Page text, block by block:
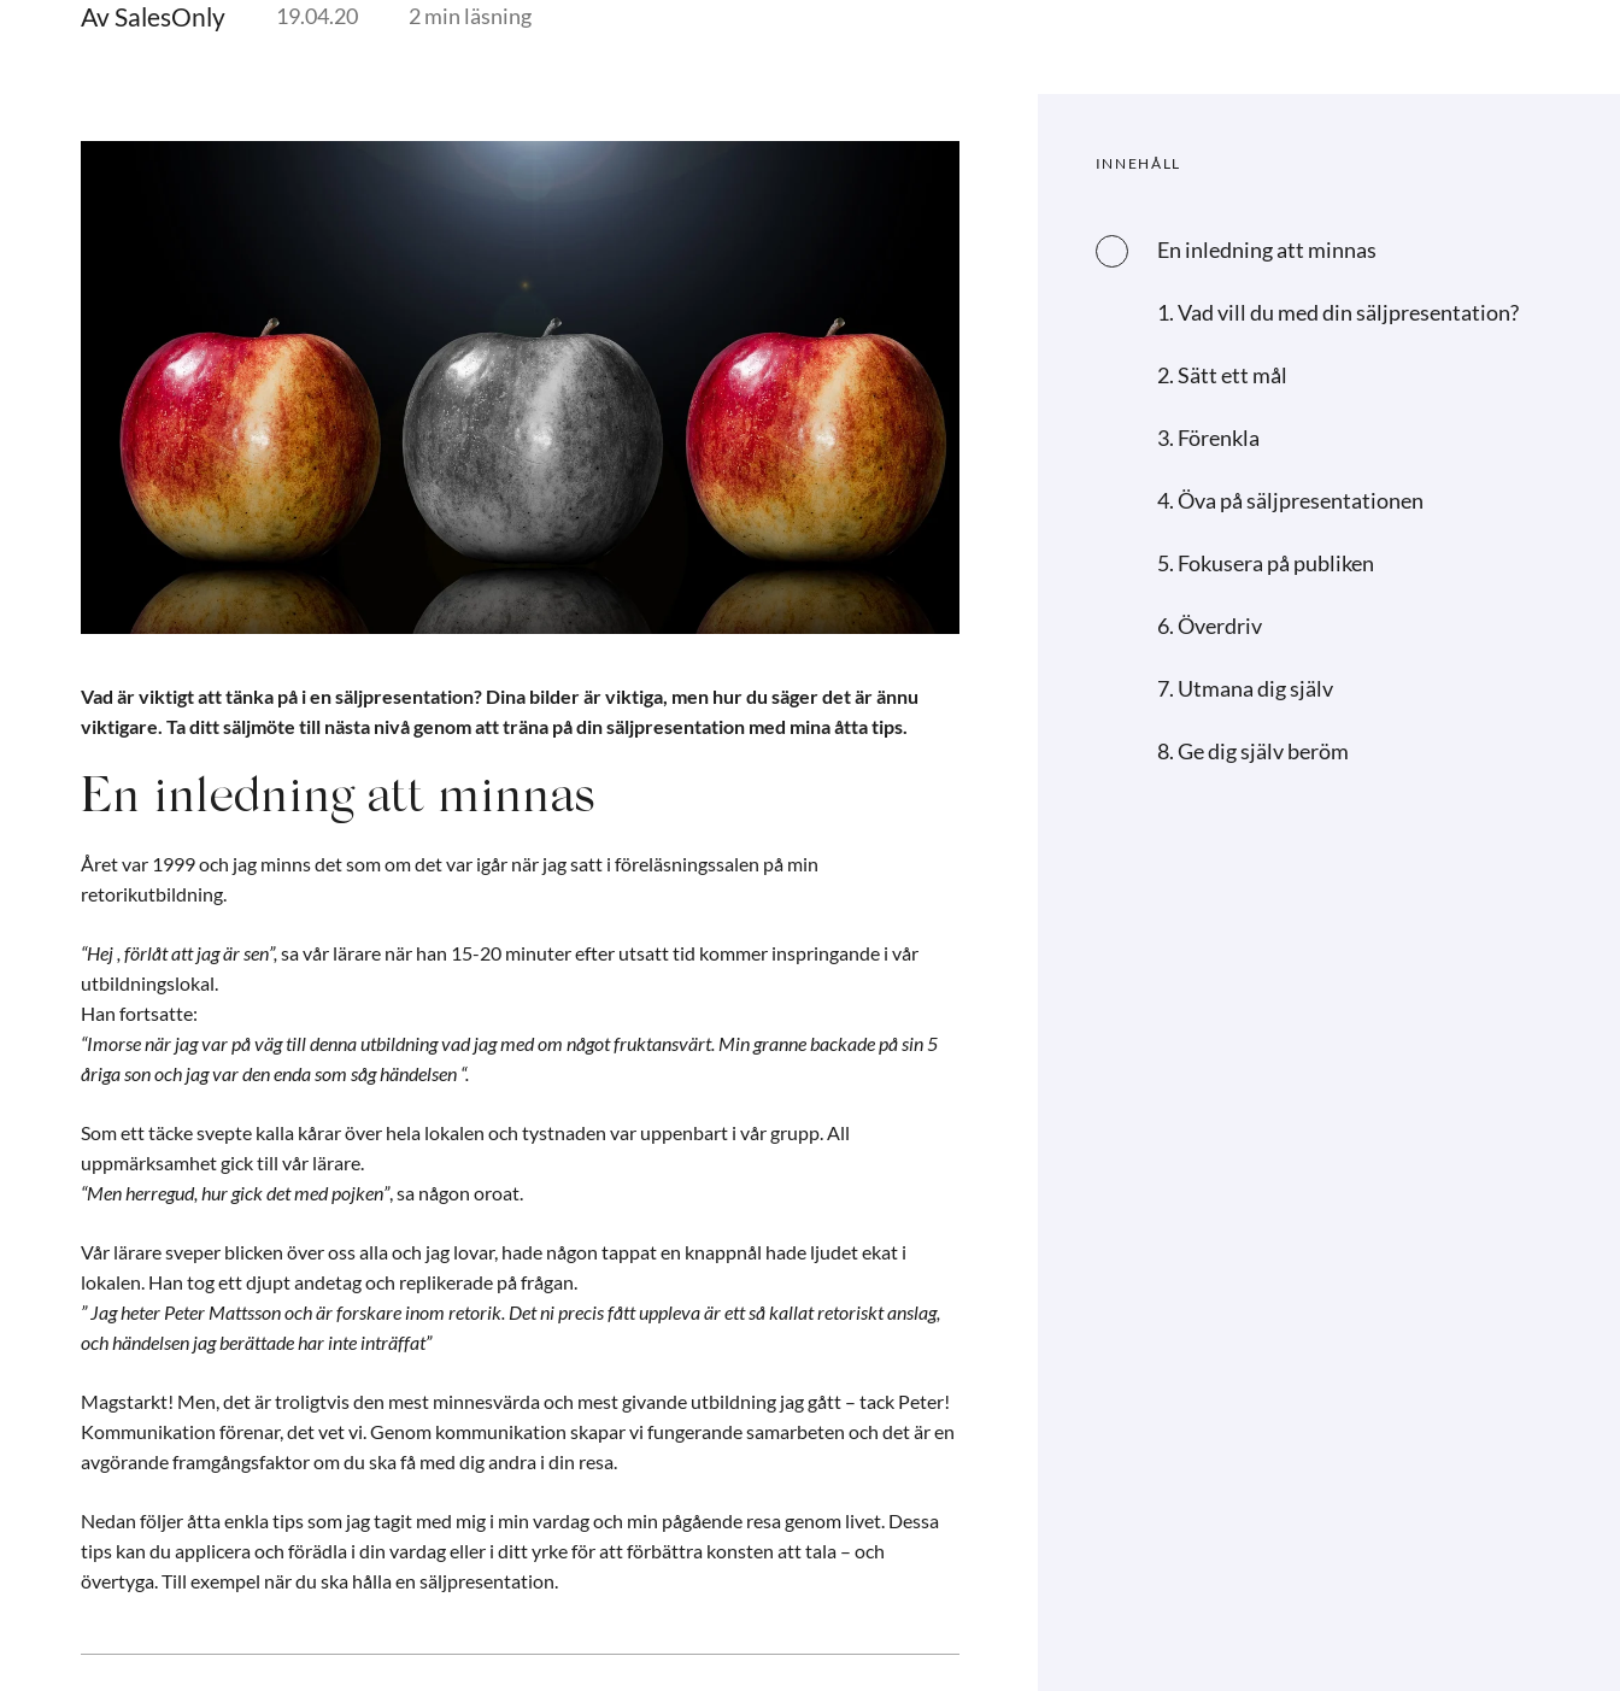
Av SalesOnly 19.04.20 2 min läsning
INNEHÅLL
En inledning att minnas
1. Vad vill du med din säljpresentation?
2. Sätt ett mål
3. Förenkla
4. Öva på säljpresentationen
5. Fokusera på publiken
6. Överdriv
7. Utmana dig själv
8. Ge dig själv beröm
Vad är viktigt att tänka på i en säljpresentation? Dina bilder är viktiga, men hur du säger det är ännu
viktigare. Ta ditt säljmöte till nästa nivå genom att träna på din säljpresentation med mina åtta tips.
En inledning att minnas
Året var 1999 och jag minns det som om det var igår när jag satt i föreläsningssalen på min
retorikutbildning.
“Hej , förlåt att jag är sen”,sa vår lärare när han 15-20 minuter efter utsatt tid kommer inspringande i vår
utbildningslokal.
Han fortsatte:
“Imorse när jag var på väg till denna utbildning vad jag med om något fruktansvärt. Min granne backade på sin 5
åriga son och jag var den enda som såg händelsen “.
Som ett täcke svepte kalla kårar över hela lokalen och tystnaden var uppenbart i vår grupp. All
uppmärksamhet gick till vår lärare.
“Men herregud, hur gick det med pojken”, sa någon oroat.
Vår lärare sveper blicken över oss alla och jag lovar, hade någon tappat en knappnål hade ljudet ekat i
lokalen. Han tog ett djupt andetag och replikerade på frågan.
” Jag heter Peter Mattsson och är forskare inom retorik. Det ni precis fått uppleva är ett så kallat retoriskt anslag,
och händelsen jag berättade har inte inträffat”
Magstarkt! Men, det är troligtvis den mest minnesvärda och mest givande utbildning jag gått – tack Peter!
Kommunikation förenar, det vet vi. Genom kommunikation skapar vi fungerande samarbeten och det är en
avgörande framgångsfaktor om du ska få med dig andra i din resa.
Nedan följer åtta enkla tips som jag tagit med mig i min vardag och min pågående resa genom livet. Dessa
tips kan du applicera och förädla i din vardag eller i ditt yrke för att förbättra konsten att tala – och
övertyga. Till exempel när du ska hålla en säljpresentation.